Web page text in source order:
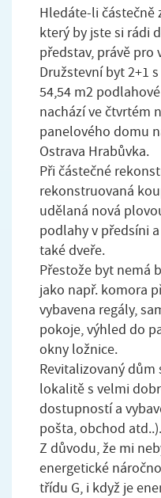
Hledáte-li částečně
který by jste si rádi
představ, právě pro
Družstevní byt 2+1
54,54 m2
nachází ve čtvrtém
panelového domu
Ostrava Hrabůvka.
Při částečné
rekonstruovaná
udělaná nová
podlahy v předsíni
také dveře.
Přestože byt nemá
jako např. komora
vybavena regály,
pokoje, výhled do
okny ložnice.
Revitalizovaný dům
lokalitě s velmi
dostupností a
pošta, obchod atd..).
Z důvodu, že mi
energetické
třídu G, i když je